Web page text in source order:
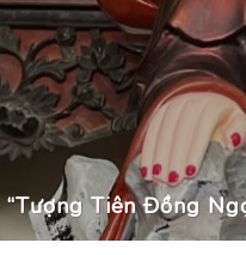
Tiên Đồng